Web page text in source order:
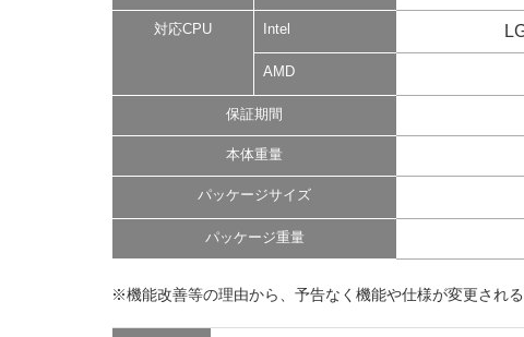
対応CPU Intel
AMD
保証期間
本体重量
パッケージサイズ
パッケージ重量
※機能改善等の理由から、予告なく機能や仕様が変更され